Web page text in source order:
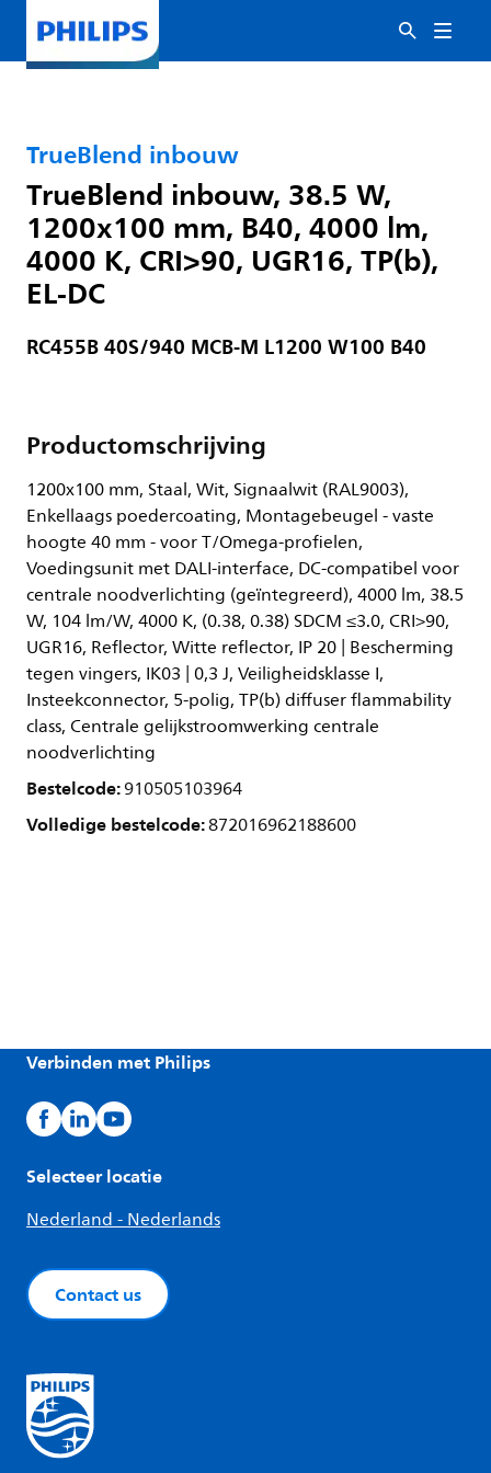
TrueBlend inbouw
TrueBlend inbouw, 38.5 W,
1200x100 mm, B40, 4000 lm,
4000 K, CRI>90, UGR16, TP(b),
EL-DC
RC455B 40S/940 MCB-M L1200 W100 B40
Productomschrijving
1200x100 mm, Staal, Wit, Signaalwit (RAL9003),
Enkellaags poedercoating, Montagebeugel - vaste
hoogte 40 mm - voor T/Omega-profielen,
Voedingsunit met DALI-interface, DC-compatibel voor
centrale noodverlichting (geïntegreerd), 4000 lm, 38.5
W, 104 lm/W, 4000 K, (0.38, 0.38) SDCM ≤3.0, CRI>90,
UGR16, Reflector, Witte reflector, IP 20 | Bescherming
tegen vingers, IK03 | 0,3 J, Veiligheidsklasse I,
Insteekconnector, 5-polig, TP(b) diffuser flammability
class, Centrale gelijkstroomwerking centrale
noodverlichting
Bestelcode:910505103964
Volledige bestelcode:872016962188600
Verbinden met Philips
Selecteer locatie
Nederland - Nederlands
Contact us